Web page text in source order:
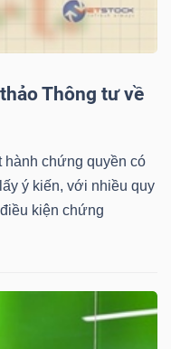
Thông tư về
chứng quyền có
ý kiến, với nhiều quy
kiện chứng